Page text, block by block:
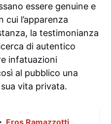
essere genuine e
cui l’apparenza
la testimonianza
di autentico
infatuazioni
al pubblico una
vita privata.
Eros Ramazzotti